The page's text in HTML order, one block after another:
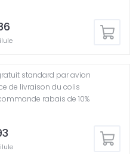
standard par avion
de livraison du colis
rabais de 10%